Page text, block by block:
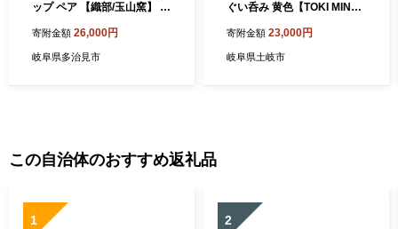
ップ ペア 【織部/玉山窯】 食
0]
寄附金額 26,000円
岐阜県多治見市
ぐい呑み 黄色【TOKI MINOY
チノネ工房】食器 酒器 ぐい
呑 [MEE008]
寄附金額 23,000円
岐阜県土岐市
この自治体のおすすめ返礼品
1 2